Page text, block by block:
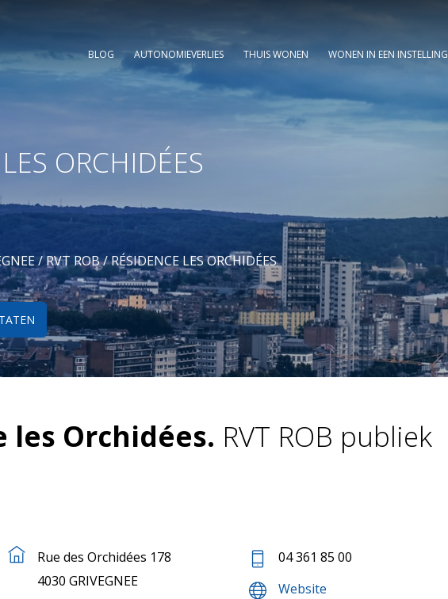
BLOG AUTONOMIEVERLIES THUIS WONEN WONEN IN EEN INSTELLING
ORCHIDÉES
/RVT ROB/ RÉSIDENCE LES ORCHIDÉES
les Orchidées. RVT ROB publiek
Rue des Orchidées 178
4030 GRIVEGNEE
04 361 85 00
Website